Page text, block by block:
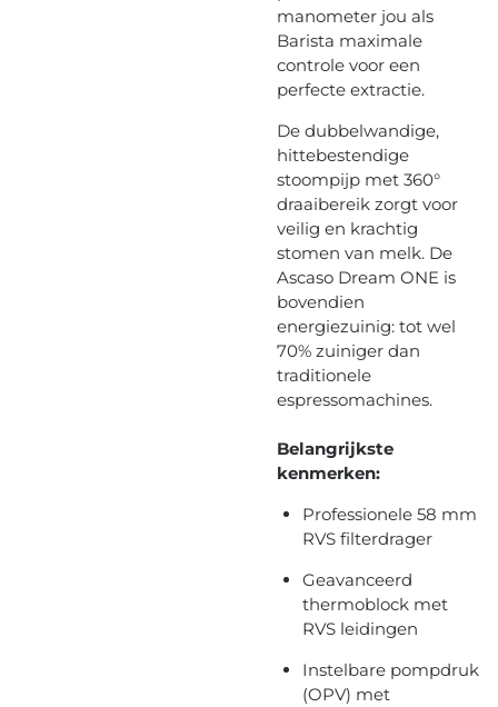
manometer jou als
Barista maximale
controle voor een
perfecte extractie.
De dubbelwandige,
hittebestendige
stoompijp met 360°
draaibereik zorgt voor
veilig en krachtig
stomen van melk. De
Ascaso Dream ONE is
bovendien
energiezuinig: tot wel
70% zuiniger dan
traditionele
espressomachines.
Belangrijkste
kenmerken:
Professionele 58 mm
RVS filterdrager
Geavanceerd
thermoblock met
RVS leidingen
Instelbare pompdruk
(OPV) met